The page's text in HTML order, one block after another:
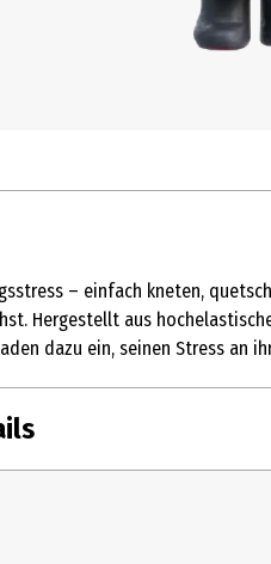
– einfach kneten,
Hergestellt aus
dazu ein, seinen Stress an